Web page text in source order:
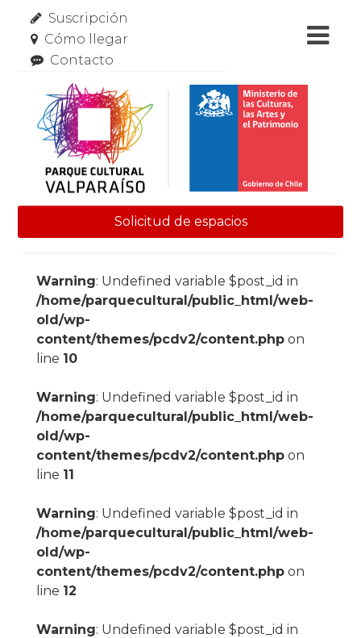
Suscripción
Cómo llegar
Contacto
Solicitud de espacios
Warning: Undefined variable $post_id in
/home/parquecultural/public_html/web-
old/wp-
content/themes/pcdv2/content.phpon
line 10
Warning: Undefined variable $post_id in
/home/parquecultural/public_html/web-
old/wp-
content/themes/pcdv2/content.phpon
line 11
Warning: Undefined variable $post_id in
/home/parquecultural/public_html/web-
old/wp-
content/themes/pcdv2/content.phpon
line 12
Warning: Undefined variable $post_id in